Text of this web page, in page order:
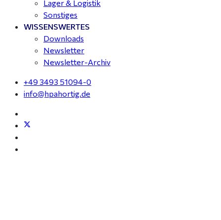
Lager & Logistik
Sonstiges
WISSENSWERTES
Downloads
Newsletter
Newsletter-Archiv
+49 3493 51094-0
info@hpahortig.de